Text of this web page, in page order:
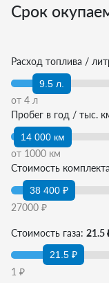
Срок
Расход топлива /
9.5 л.
от 4 л
Пробег в год / тыс.
14 000 км
от 1000 км
Стоимость
38 400 ₽
27000 ₽
Стоимость газа: 21.5
21.5 ₽
1 ₽